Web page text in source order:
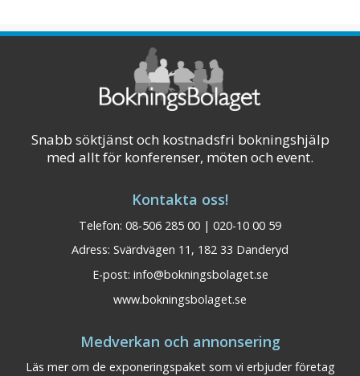
cykling för alla. En kilometer från den mysiga
byn och tågstationen och bara några meter
från Vildriket. 1,5 timme från G ...
Snabb söktjänst och kostnadsfri bokningshjälp
med allt för konferenser, möten och event.
Kontakta oss!
Telefon: 08-506 285 00 | 020-10 00 59
Adress: Svärdvägen 11, 182 33 Danderyd
E-post: info@bokningsbolaget.se
www.bokningsbolaget.se
Medverkan och annonsering
Läs mer om de exponeringspaket som vi erbjuder företag